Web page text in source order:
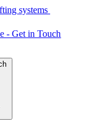
systems
- Get in Touch